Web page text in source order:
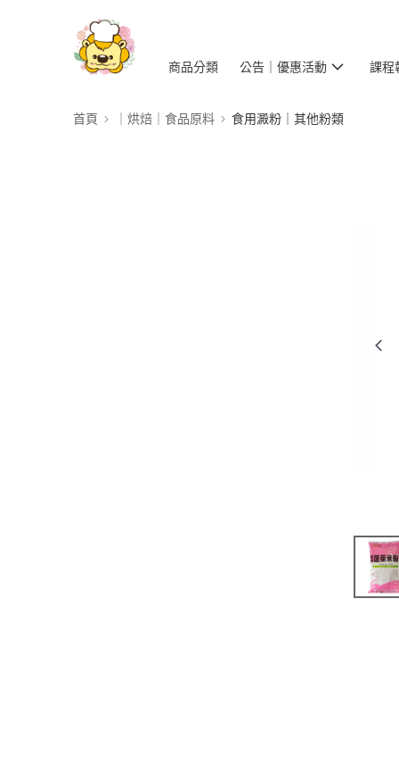
商品分類 公告｜優惠活動 課程
首頁 ｜烘焙｜食品原料 食用澱粉｜其他粉類